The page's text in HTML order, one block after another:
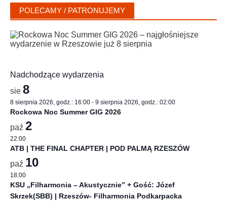
POLECAMY / PATRONUJEMY
Nadchodzące wydarzenia
sie 8
8 sierpnia 2026, godz.: 16:00 - 9 sierpnia 2026, godz.: 02:00
Rockowa Noc Summer GIG 2026
paź 2
22:00
ATB | THE FINAL CHAPTER | POD PALMĄ RZESZÓW
paź 10
18:00
KSU „Filharmonia – Akustycznie” + Gość: Józef
Skrzek(SBB) | Rzeszów- Filharmonia Podkarpacka